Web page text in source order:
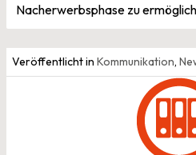
Nacherwerbsphase zu
Veröffentlicht in Kommunikation,